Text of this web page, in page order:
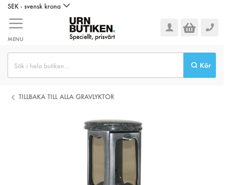
Hoppa
innehållet
SEK - svensk krona
MENU
Kör
TILLBAKA TILL ALLA GRAVLYKTOR